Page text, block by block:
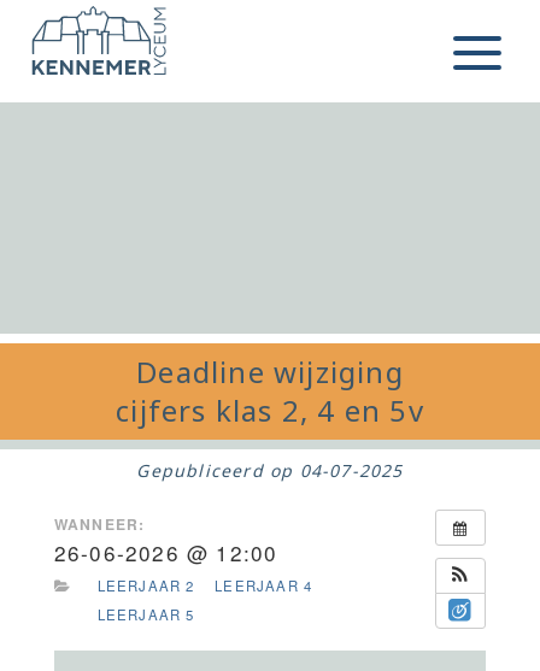
Ga naar de inhoud
Menu
Deadline wijziging
cijfers klas 2, 4 en 5v
Gepubliceerd op 04-07-2025
WANNEER:
26-06-2026 @ 12:00
LEERJAAR 2
LEERJAAR 4
LEERJAAR 5